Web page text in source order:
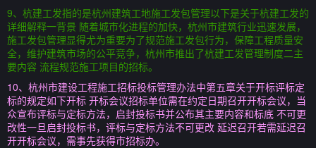
9、杭建工发指的是杭州建筑工地施工发包管理以下是关于杭建工发的
详细解释一背景 随着城市化进程的加快，杭州市建筑行业迅速发展，
施工发包管理显得尤为重要为了规范施工发包行为，保障工程质量安
全，维护建筑市场的公平竞争，杭州市推出了杭建工发管理制度二主
要内容 流程规范施工项目的招标。
10、杭州市建设工程施工招标投标管理办法中第五章关于开标评标定
标的规定如下开标 开标会议招标单位需在约定日期召开开标会议，当
众宣布评标与定标方法，启封投标书并公布其主要内容和标底 不可更
改性一旦启封投标书，评标与定标方法不可更改 延迟召开若需延迟召
开开标会议，需事先获得市招标办。